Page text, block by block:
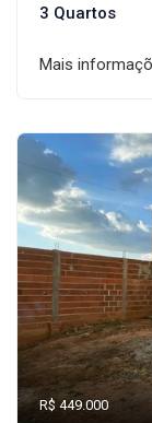
3 Quartos
Mais
R$ 449.000